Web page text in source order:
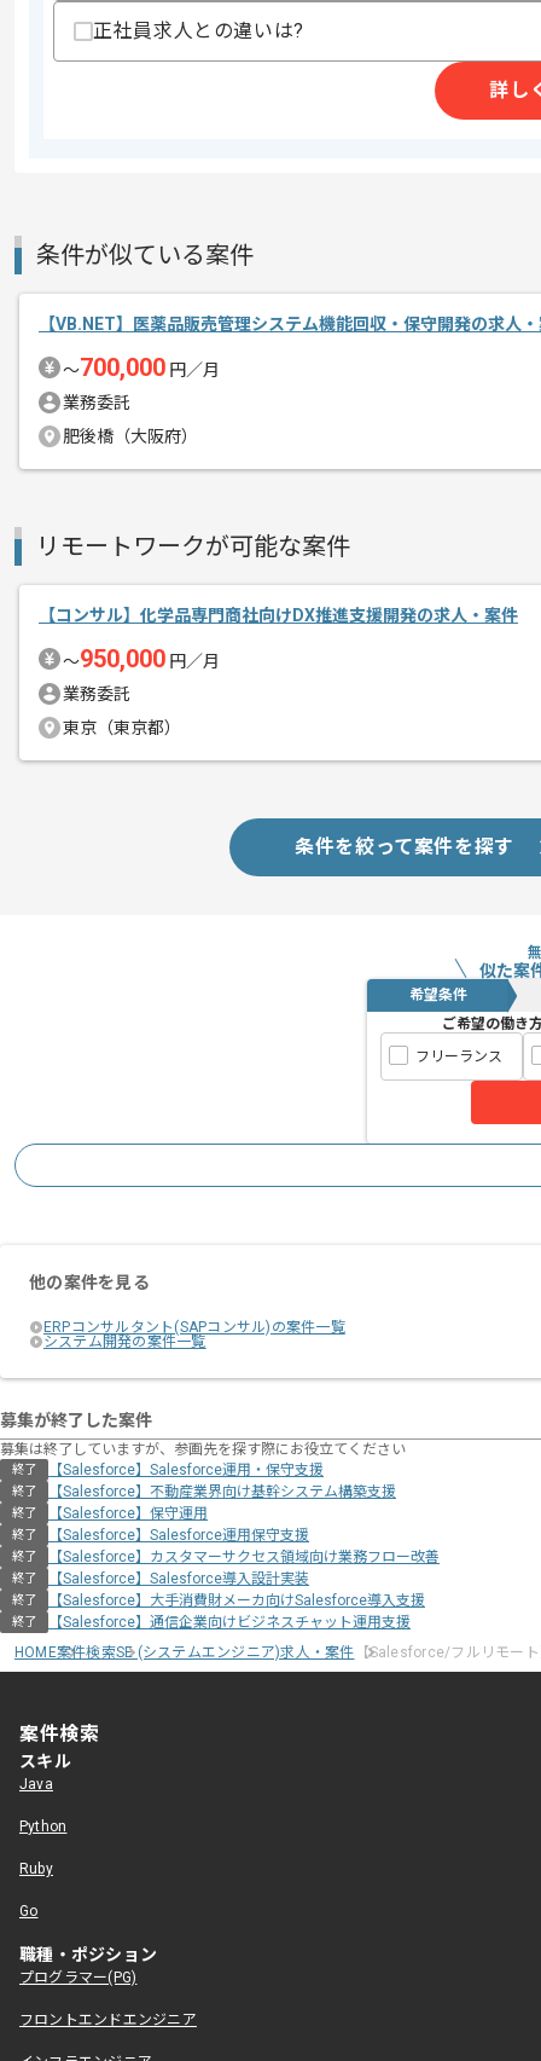
エージェントからのコ
正社員求人との違いは?
詳し
条件が似ている案件
【VB.NET】医薬品販売管理システム機能回収・保守開発の求人
〜700,000 円／月
業務委託
肥後橋（大阪府）
リモートワークが可能な案件
【コンサル】化学品専門商社向けDX推進支援開発の求人・案件
〜950,000 円／月
業務委託
東京（東京都）
条件を絞って案件を探す
似た案
希望条件
ご希望の働き
フリーランス
他の案件を見る
ERPコンサルタント(SAPコンサル)の案件一覧
システム開発の案件一覧
募集が終了した案件
募集は終了していますが、参画先を探す際にお役立てください
終了 【Salesforce】Salesforce運用・保守支援
終了 【Salesforce】不動産業界向け基幹システム構築支援
終了 【Salesforce】保守運用
終了 【Salesforce】Salesforce運用保守支援
終了 【Salesforce】カスタマーサクセス領域向け業務フロー改善
終了 【Salesforce】Salesforce導入設計実装
終了 【Salesforce】大手消費財メーカ向けSalesforce導入支援
終了
【Salesforce】通信企業向けビジネスチャット運用支援
HOME案件検索SE (システムエンジニア)求人・案件 【Salesforce/フルリモー
案件検索
スキル
Java
Python
Ruby
Go
職種・ポジション
プログラマー(PG)
フロントエンドエンジニア